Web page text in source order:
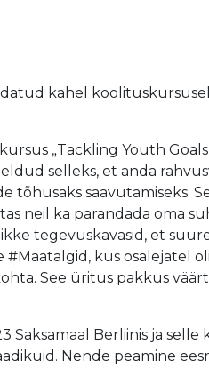
kahel
„Tackling Youth
selleks, et anda
tõhusaks saavutamiseks.
neil ka parandada oma
tegevuskavasid, et
kus osalejatel
See üritus pakkus
Berliinis ja selle
Nende peamine